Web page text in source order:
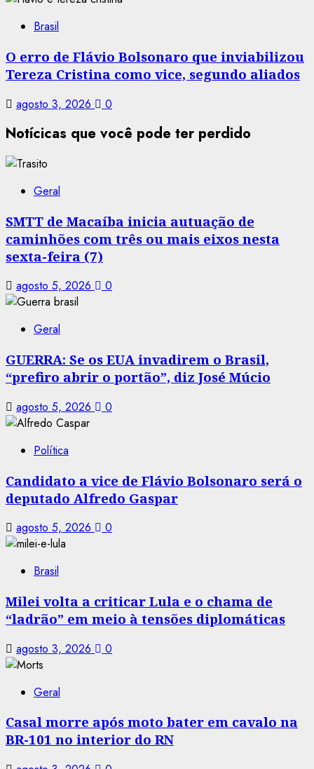
Brasil
O erro de Flávio Bolsonaro que inviabilizou
Tereza Cristina como vice, segundo aliados
agosto 3, 2026 0
Notícicas que você pode ter perdido
Geral
SMTT de Macaíba inicia autuação de
caminhões com três ou mais eixos nesta
sexta-feira (7)
agosto 5, 2026 0
Geral
GUERRA: Se os EUA invadirem o Brasil,
“prefiro abrir o portão”, diz José Múcio
agosto 5, 2026 0
Política
Candidato a vice de Flávio Bolsonaro será o
deputado Alfredo Gaspar
agosto 5, 2026 0
Brasil
Milei volta a criticar Lula e o chama de
“ladrão” em meio à tensões diplomáticas
agosto 3, 2026 0
Geral
Casal morre após moto bater em cavalo na
BR-101 no interior do RN